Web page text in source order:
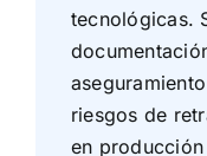
tecnológicas.
riesgos de
en